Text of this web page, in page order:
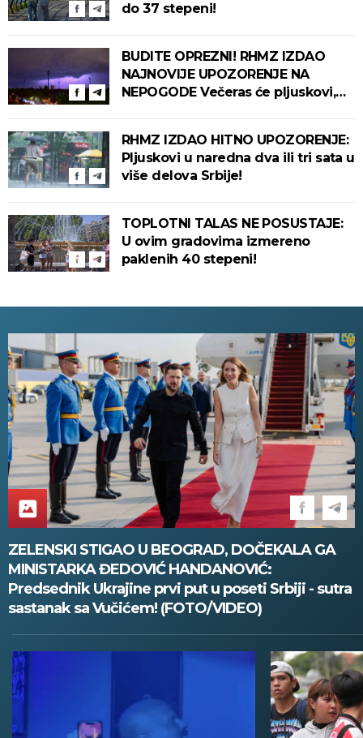
do 37 stepeni!
BUDITE OPREZNI! RHMZ IZDAO
NAJNOVIJE UPOZORENJE NA
NEPOGODE Večeras će pljuskovi,
RHMZ IZDAO HITNO UPOZORENJE:
Pljuskovi u naredna dva ili tri sata u
više delova Srbije!
TOPLOTNI TALAS NE POSUSTAJE:
U ovim gradovima izmereno
paklenih 40 stepeni!
ZELENSKI STIGAO U BEOGRAD, DOČEKALA GA
MINISTARKA ĐEDOVIĆ HANDANOVIĆ:
Predsednik Ukrajine prvi put u poseti Srbiji - sutra
sastanak sa Vučićem! (FOTO/VIDEO)